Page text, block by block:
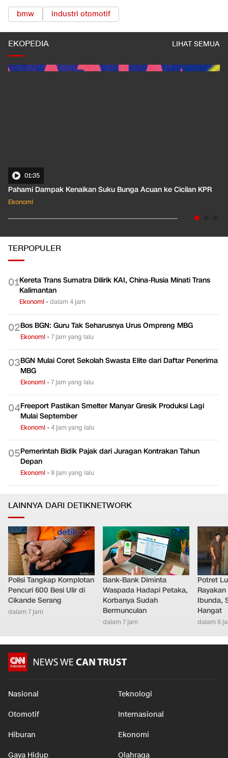
bmw industri otomotif
EKOPEDIA LIHAT SEMUA
01:35
Pahami Dampak Kenaikan Suku Bunga Acuan ke Cicilan KPR
Ekonomi
TERPOPULER
01Kereta Trans Sumatra Dilirik KAI, China-Rusia Minati Trans
Kalimantan
Ekonomi •dalam 4 jam
02Bos BGN: Guru Tak Seharusnya Urus Ompreng MBG
Ekonomi •7 jam yang lalu
03BGN Mulai Coret Sekolah Swasta Elite dari Daftar Penerima
MBG
Ekonomi •7 jam yang lalu
04Freeport Pastikan Smelter Manyar Gresik Produksi Lagi
Mulai September
Ekonomi •4 jam yang lalu
05Pemerintah Bidik Pajak dari Juragan Kontrakan Tahun
Depan
Ekonomi •8 jam yang lalu
LAINNYA DARI DETIKNETWORK
Polisi Tangkap Komplotan
Pencuri 600 Besi Ulir di
Cikande Serang
dalam 7 jam
Bank-Bank Diminta
Waspada Hadapi Petaka,
Korbanya Sudah
Bermunculan
dalam 7 jam
Potret
Ibunda,
Hangat
dalam 6
Nasional Teknologi
Otomotif Internasional
Hiburan Ekonomi
Gaya Hidup Olahraga